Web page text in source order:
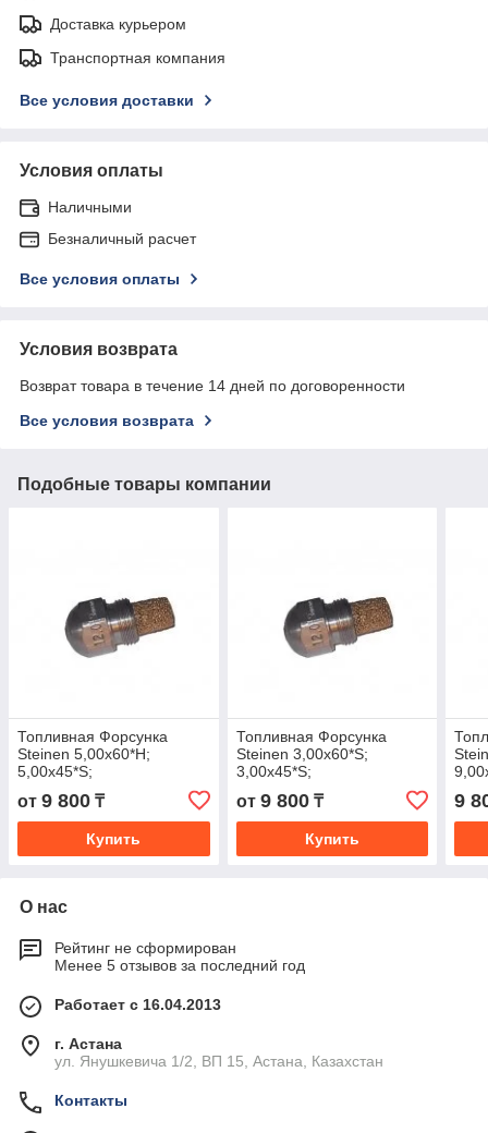
Доставка курьером
Транспортная компания
Все условия доставки
Условия оплаты
Наличными
Безналичный расчет
Все условия оплаты
Условия возврата
Возврат товара в течение 14 дней по договоренности
Все условия возврата
Подобные товары компании
Топливная Форсунка
Steinen 5,00х60*Н;
5,00х45*S;
от 9 800 ₸
Купить
Топливная Форсунка
Steinen 3,00х60*S;
3,00х45*S;
от 9 800₸
Купить
9
О нас
Рейтинг не сформирован
Менее 5 отзывов за последний год
Работает с 16.04.2013
г. Астана
ул. Янушкевича 1/2, ВП 15, Астана, Казахстан
Контакты